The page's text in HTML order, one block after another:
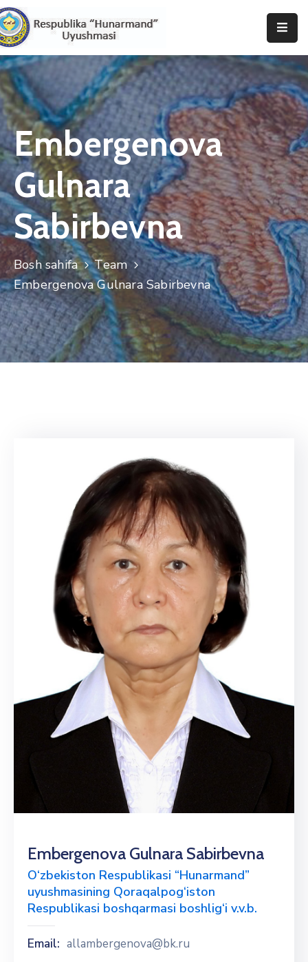
Bosh
Sahifa
Uyushma
Haqida
Tadbirlar
Milliy
Katalog
Matbuot
Xizmati
Embergenova
Gulnara
Sabirbevna
Bosh sahifa
Team
Embergenova Gulnara Sabirbevna
Embergenova Gulnara Sabirbevna
O‘zbekiston Respublikasi “Hunarmand”
uyushmasining Qoraqalpog‘iston
Respublikasi boshqarmasi boshlig‘i v.v.b.
Email: allambergenova@bk.ru